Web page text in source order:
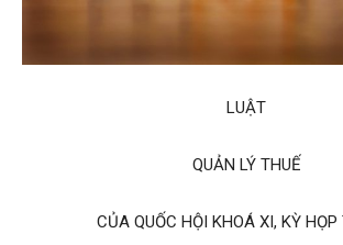
LUẬT
QUẢN LÝ THUẾ
CỦA QUỐC HỘI KHOÁ XI, KỲ